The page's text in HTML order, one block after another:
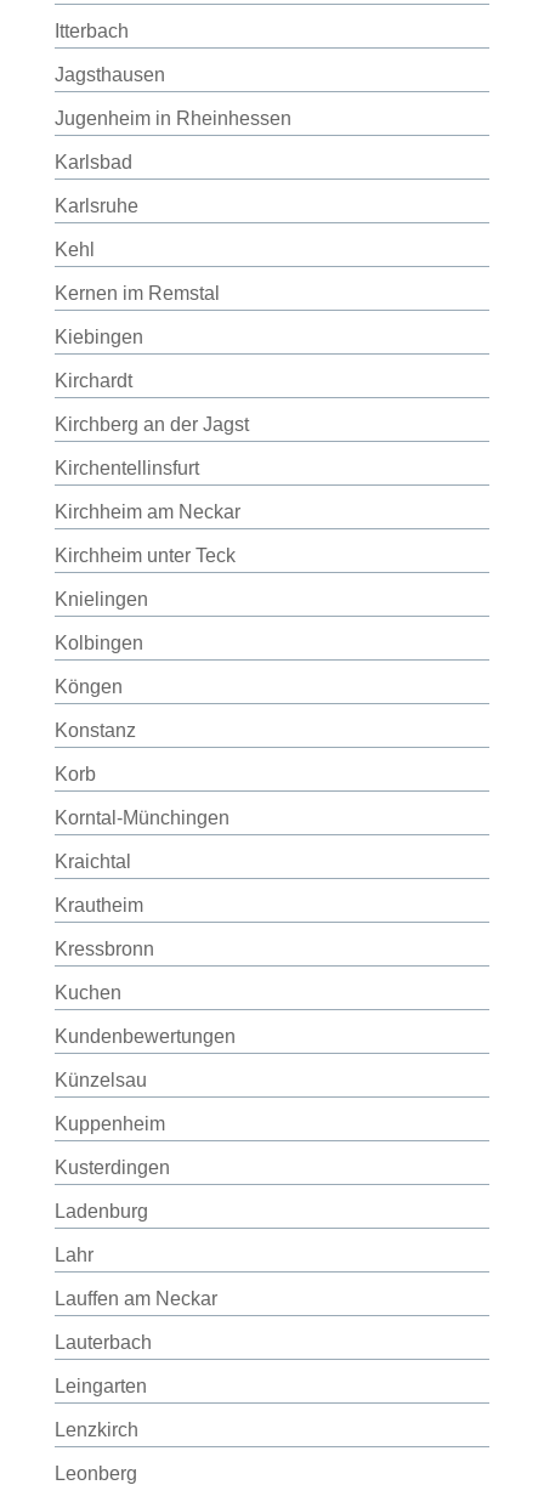
Itterbach
Jagsthausen
Jugenheim in Rheinhessen
Karlsbad
Karlsruhe
Kehl
Kernen im Remstal
Kiebingen
Kirchardt
Kirchberg an der Jagst
Kirchentellinsfurt
Kirchheim am Neckar
Kirchheim unter Teck
Knielingen
Kolbingen
Köngen
Konstanz
Korb
Korntal-Münchingen
Kraichtal
Krautheim
Kressbronn
Kuchen
Kundenbewertungen
Künzelsau
Kuppenheim
Kusterdingen
Ladenburg
Lahr
Lauffen am Neckar
Lauterbach
Leingarten
Lenzkirch
Leonberg